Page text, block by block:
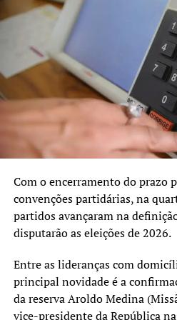
A SEGUIR UP
Lançado novo Plano Municipal
Canoas
NÃO SE ESQUEÇA
Equipe de transição da Prefeitura
entregou 19 novos ofícios para
Com o encerramento do prazo
convenções partidárias, na
partidos avançaram na
disputarão as eleições de 2026.
Entre as lideranças com
principal novidade é a
da reserva Aroldo Medina
vice-presidente da República